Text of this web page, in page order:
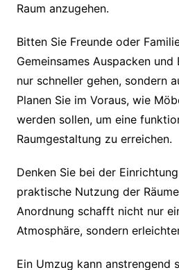
Raum anzugehen.
Bitten Sie Freunde oder
Gemeinsames Auspacken
nur schneller gehen, sondern
Planen Sie im Voraus, wie
werden sollen, um eine
Raumgestaltung zu erreichen.
Denken Sie bei der
praktische Nutzung der
Anordnung schafft nicht nur
Atmosphäre, sondern
Ein Umzug kann anstrengend